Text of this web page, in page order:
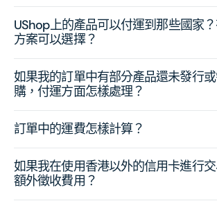
UShop上的產品可以付運到那些國家
方案可以選擇？
如果我的訂單中有部分產品還未發行
購，付運方面怎樣處理？
訂單中的運費怎樣計算？
如果我在使用香港以外的信用卡進行
額外徵收費用？